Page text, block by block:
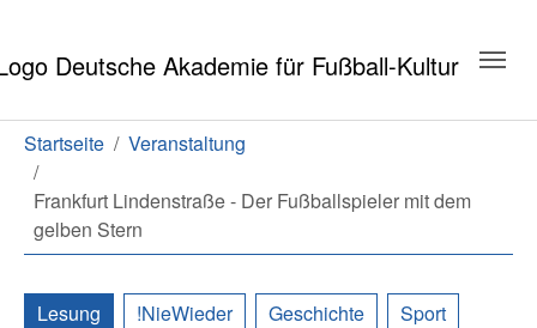
Sie sind hier:
Startseite Veranstaltung
Frankfurt Lindenstraße - Der Fußballspieler mit dem
gelben Stern
Lesung !NieWieder Geschichte
Sport